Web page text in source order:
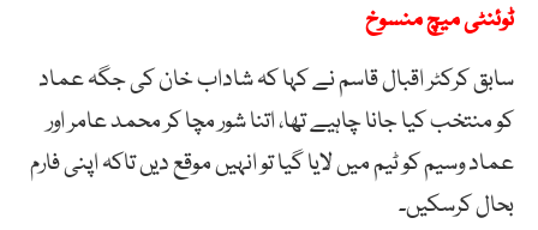
ٹوئنٹی میچ منسوخ
سابق کرکٹر اقبال قاسم نے کہا کہ شاداب خان کی جگہ عماد
کو منتخب کیا جانا چاہیے تھا، اتنا شور مچا کر محمد عامر اور
عماد وسیم کو ٹیم میں لایا گیا تو انہیں موقع دیں تاکہ اپنی فارم
بحال کرسکیں۔